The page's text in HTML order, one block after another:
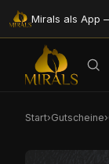
Mirals als App
Start›Gutscheine›